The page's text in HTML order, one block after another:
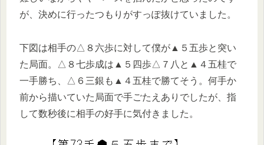
が、決めに行ったつもりがすっぽ抜けていました。
下図は相手の△８六歩に対して僕が▲５五歩と突い
た局面。△８七歩成は▲５四歩△７八と▲４五桂で
一手勝ち、△６三銀も▲４五桂で勝てそう。何手か
前から描いていた局面で手ごたえありでしたが、指
して数秒後に相手の好手に気付きました。